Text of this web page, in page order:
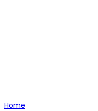
Home